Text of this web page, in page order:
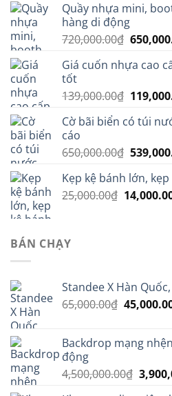
Quầy nhựa mini,
hàng di động
720,000.00₫ Giá
là:
Giá cuốn nhựa cao
tốt
139,000.00₫ Giá
là:
Cờ bãi biển có túi
cáo
650,000.00₫ Giá
là:
Kẹp kệ bánh lớn,
25,000.00₫ Giá
BÁN CHẠY
Standee X Hàn
65,000.00₫ Giá
Backdrop mạng
động
4,500,000.00₫ Giá